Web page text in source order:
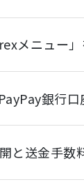
メニュー
銀行
と送金手数